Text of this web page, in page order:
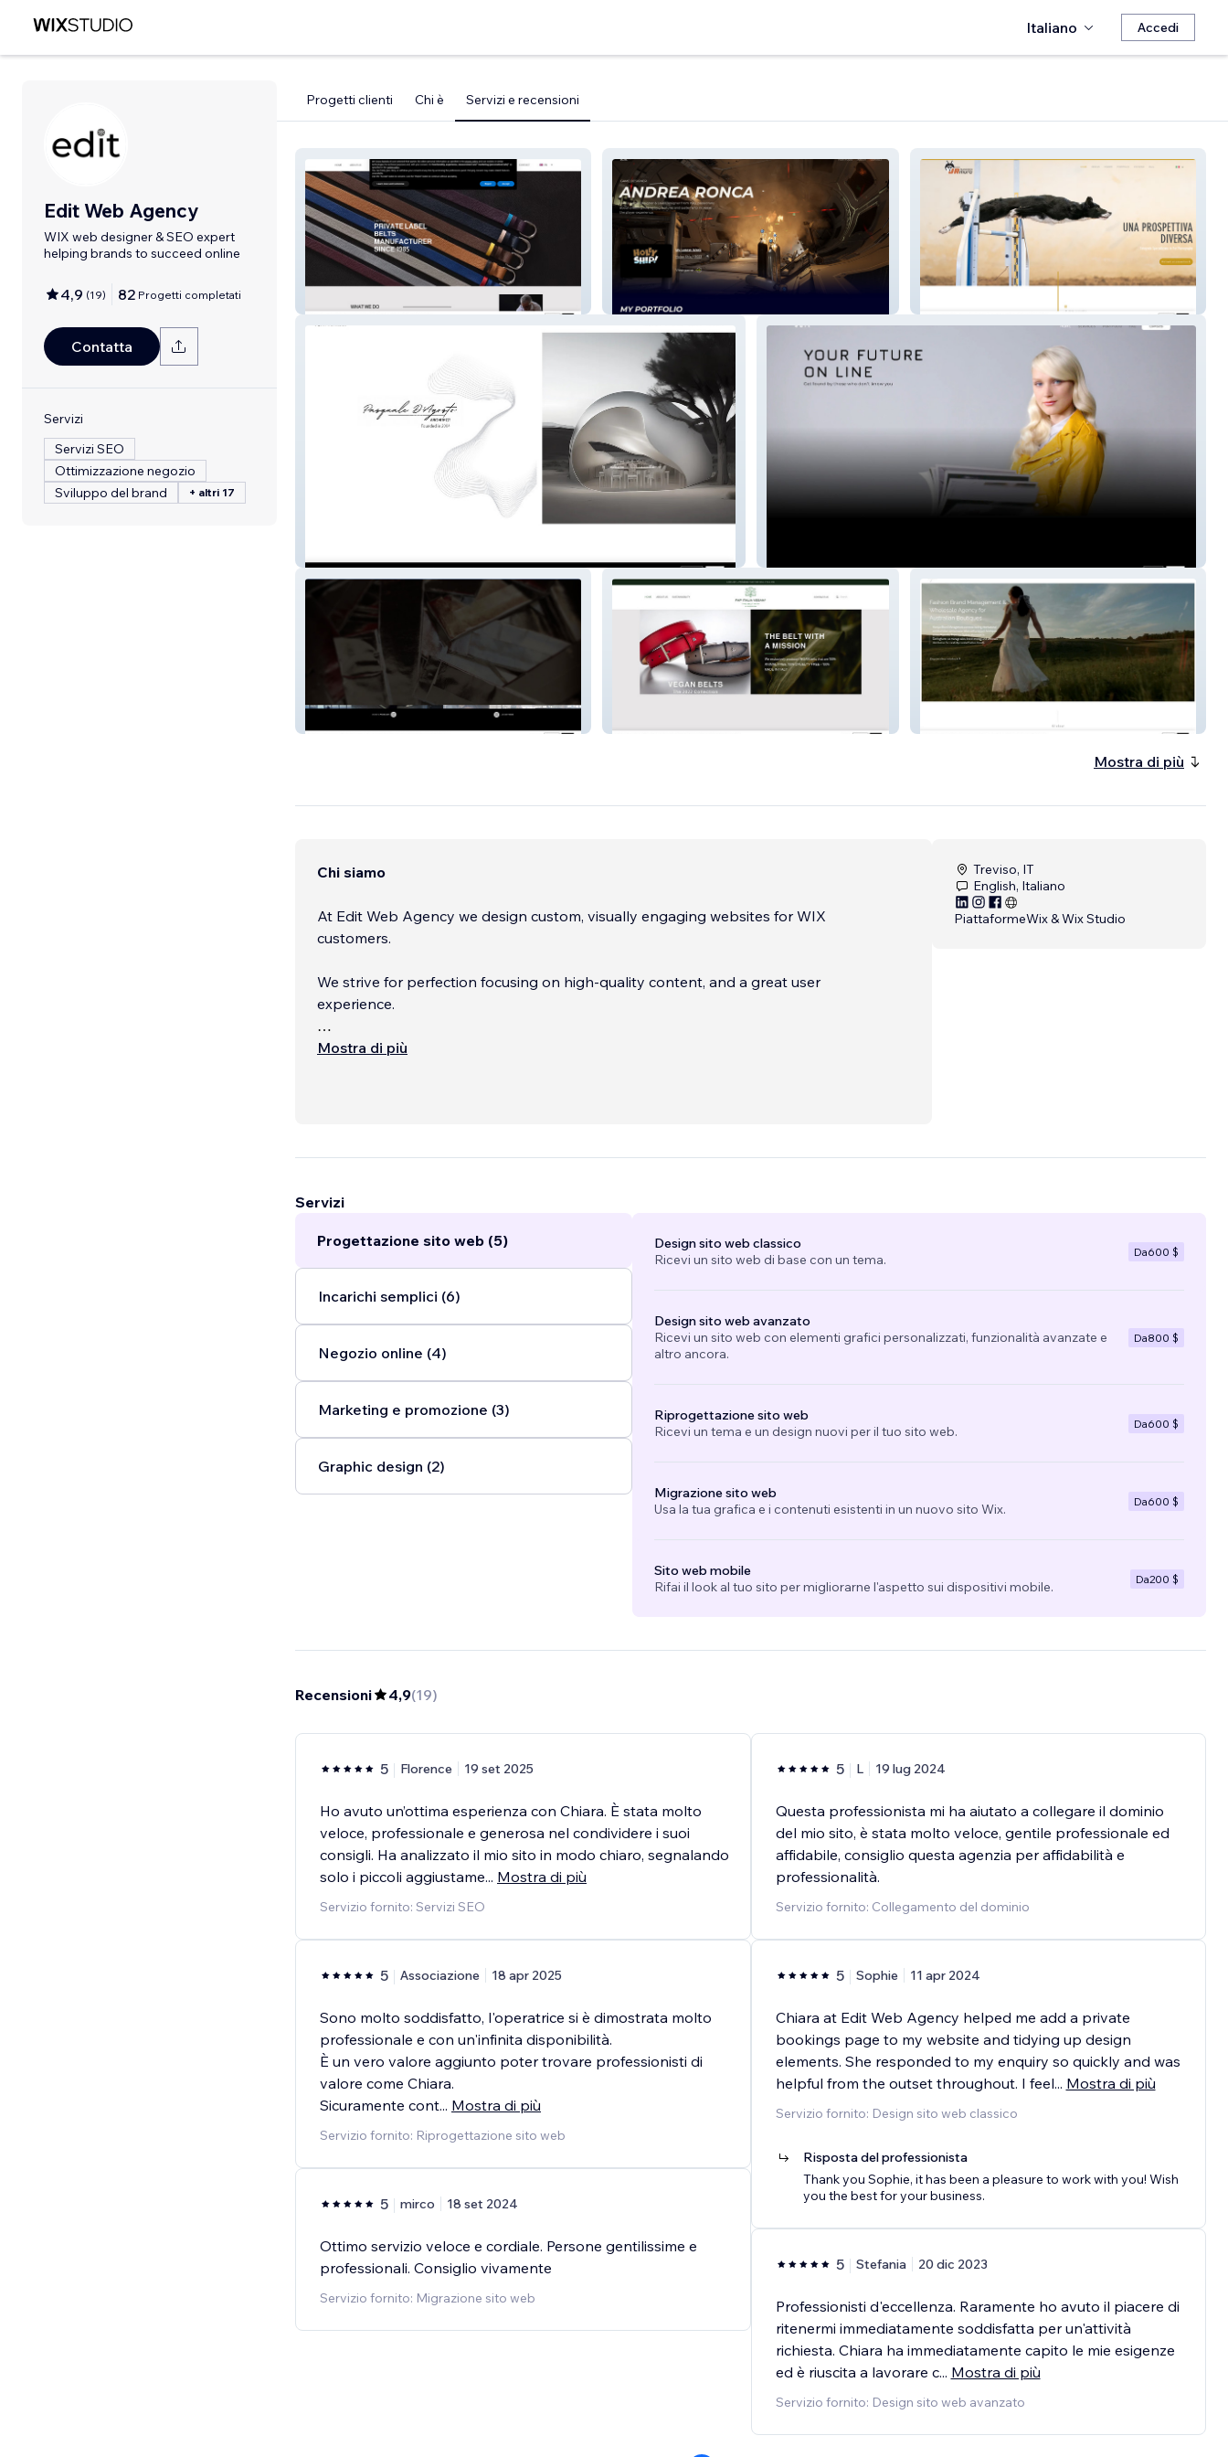
Italiano Accedi
Edit Web Agency
WIX web designer & SEO expert
helping brands to succeed online
4,9 (19) 82 Progetti completati
Contatta
Servizi
Servizi SEO
Ottimizzazione negozio
Sviluppo del brand
+ altri 17
Progetti clienti Chi è Servizi e recensioni
FAP ITALIA
Mostra di più
Chi siamo
At Edit Web Agency we design custom, visually engaging websites for WIX
customers.
We strive for perfection focusing on high-quality content, and a great user
experience.
We apply a detailed approach to every aspect of every project we take on
Mostra di più
Treviso, IT
English, Italiano
PiattaformeWix & Wix Studio
Servizi
Progettazione sito web (5)
Incarichi semplici (6)
Negozio online (4)
Marketing e promozione (3)
Graphic design (2)
Design sito web classico
Ricevi un sito web di base con un tema.
Da600 $
Design sito web avanzato
Ricevi un sito web con elementi grafici personalizzati, funzionalità avanzate e
altro ancora.
Da800 $
Riprogettazione sito web
Ricevi un tema e un design nuovi per il tuo sito web.
Da600 $
Migrazione sito web
Usa la tua grafica e i contenuti esistenti in un nuovo sito Wix.
Da600 $
Sito web mobile
Rifai il look al tuo sito per migliorarne l'aspetto sui dispositivi mobile.
Da200 $
Recensioni 4,9(19)
5 Florence 19 set 2025
Ho avuto un’ottima esperienza con Chiara. È stata molto
veloce, professionale e generosa nel condividere i suoi
consigli. Ha analizzato il mio sito in modo chiaro, segnalando
solo i piccoli aggiustame... Mostra di più
Servizio fornito: Servizi SEO
5 Associazione 18 apr 2025
Sono molto soddisfatto, l'operatrice si è dimostrata molto
professionale e con un'infinita disponibilità.
È un vero valore aggiunto poter trovare professionisti di
valore come Chiara.
Sicuramente cont... Mostra di più
Servizio fornito: Riprogettazione sito web
5 mirco 18 set 2024
Ottimo servizio veloce e cordiale. Persone gentilissime e
professionali. Consiglio vivamente
Servizio fornito: Migrazione sito web
5 L 19 lug 2024
Questa professionista mi ha aiutato a collegare il dominio
del mio sito, è stata molto veloce, gentile professionale ed
affidabile, consiglio questa agenzia per affidabilità e
professionalità.
Servizio fornito: Collegamento del dominio
5 Sophie 11 apr 2024
Chiara at Edit Web Agency helped me add a private
bookings page to my website and tidying up design
elements. She responded to my enquiry so quickly and was
helpful from the outset throughout. I feel... Mostra di più
Servizio fornito: Design sito web classico
Risposta del professionista
Thank you Sophie, it has been a pleasure to work with you! Wish
you the best for your business.
5 Stefania 20 dic 2023
Professionisti d'eccellenza. Raramente ho avuto il piacere di
ritenermi immediatamente soddisfatta per un'attività
richiesta. Chiara ha immediatamente capito le mie esigenze
ed è riuscita a lavorare c... Mostra di più
Servizio fornito: Design sito web avanzato